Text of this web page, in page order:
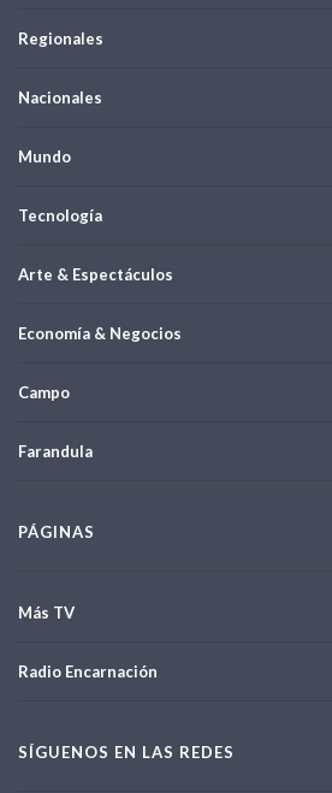
Regionales
Nacionales
Mundo
Tecnología
Arte & Espectáculos
Economía & Negocios
Campo
Farandula
PÁGINAS
Más TV
Radio Encarnación
SÍGUENOS EN LAS REDES